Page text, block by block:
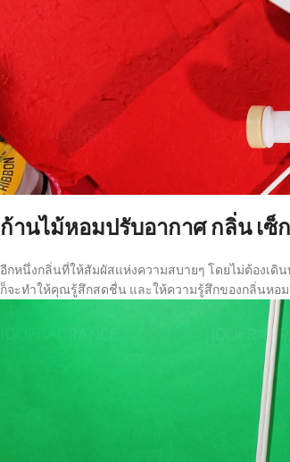
ก้านไม้หอมปรับอากาศ กลิ่น เซ็
อีกหนึ่งกลิ่นที่ให้สัมผัสแห่งความสบายๆ โดยไม่ต้องเดิ
ก็จะทำให้คุณรู้สึกสดชื่น และให้ความรู้สึกของกลิ่นหอ